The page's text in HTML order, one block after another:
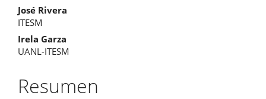
Contenido
principal
del
artículo
José Rivera
ITESM
Irela Garza
UANL-ITESM
Resumen